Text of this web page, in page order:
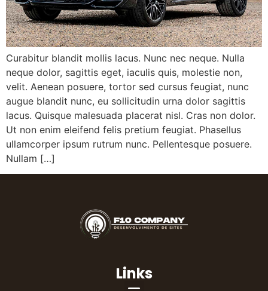
Curabitur blandit mollis lacus. Nunc nec neque. Nulla
neque dolor, sagittis eget, iaculis quis, molestie non,
velit. Aenean posuere, tortor sed cursus feugiat, nunc
augue blandit nunc, eu sollicitudin urna dolor sagittis
lacus. Quisque malesuada placerat nisl. Cras non dolor.
Ut non enim eleifend felis pretium feugiat. Phasellus
ullamcorper ipsum rutrum nunc. Pellentesque posuere.
Nullam […]
Links